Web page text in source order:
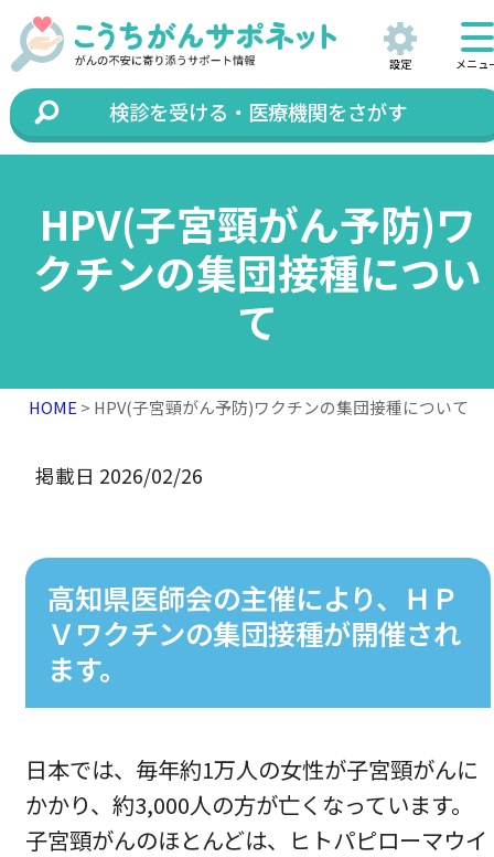
設定
検診を受ける・医療機関をさがす
メニュ
HPV(子宮頸がん予防)ワ
クチンの集団接種につい
て
HOME> HPV(子宮頸がん予防)ワクチンの集団接種について
掲載日 2026/02/26
高知県医師会の主催により、ＨＰ
Ｖワクチンの集団接種が開催され
ます。
日本では、毎年約1万人の女性が子宮頸がんに
かかり、約3,000人の方が亡くなっています。
子宮頸がんのほとんどは、ヒトパピローマウイ